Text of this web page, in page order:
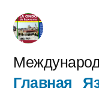
Перейти
содержимому
Главная